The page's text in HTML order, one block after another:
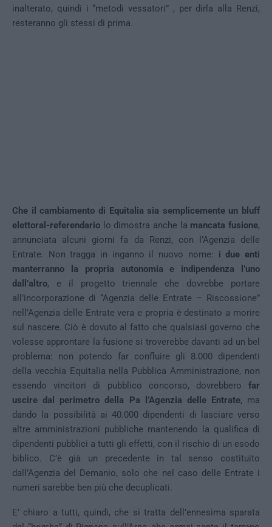
inalterato, quindi i “metodi vessatori” , per dirla alla Renzi,
resteranno gli stessi di prima.
Che il cambiamento di Equitalia sia semplicemente un bluff
elettoral-referendario lo dimostra anche la mancata fusione,
annunciata alcuni giorni fa da Renzi, con l’Agenzia delle
Entrate. Non tragga in inganno il nuovo nome: i due enti
manterranno la propria autonomia e indipendenza l’uno
dall’altro, e il progetto triennale che dovrebbe portare
all’incorporazione di “Agenzia delle Entrate – Riscossione”
nell’Agenzia delle Entrate vera e propria è destinato a morire
sul nascere. Ciò è dovuto al fatto che qualsiasi governo che
volesse approntare la fusione si troverebbe davanti ad un bel
problema: non potendo far confluire gli 8.000 dipendenti
della vecchia Equitalia nella Pubblica Amministrazione, non
essendo vincitori di pubblico concorso, dovrebbero far
uscire dal perimetro della Pa l’Agenzia delle Entrate, ma
dando la possibilità ai 40.000 dipendenti di lasciare verso
altre amministrazioni pubbliche mantenendo la qualifica di
dipendenti pubblici a tutti gli effetti, con il rischio di un esodo
biblico. C’è già un precedente in tal senso costituito
dall’Agenzia del Demanio, solo che nel caso delle Entrate i
numeri sarebbe ben più che decuplicati.
E’ chiaro a tutti, quindi, che si tratta dell’ennesima sparata